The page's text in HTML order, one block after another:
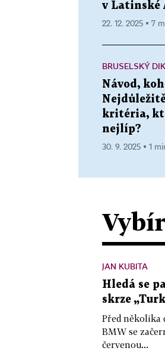
v Latinské
22. 12. 2025 ▪ 7
BRUSELSKÝ
Návod,
kritéria,
nejlíp?
30. 9. 2025 ▪ 1
JAN KUBITA
Hledá se
skrze
Před několika
BMW se
červenou...